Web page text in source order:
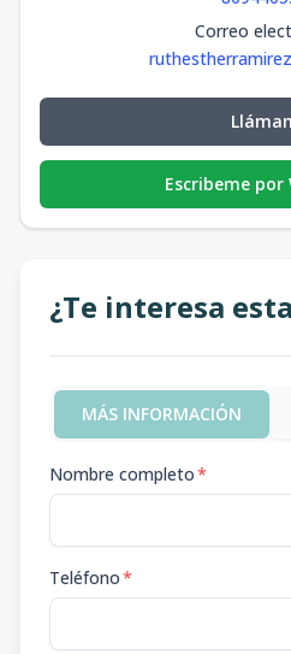
Correo
Escribeme por
¿Te interesa
MÁS INFORMACIÓN
Nombre completo*
Teléfono*